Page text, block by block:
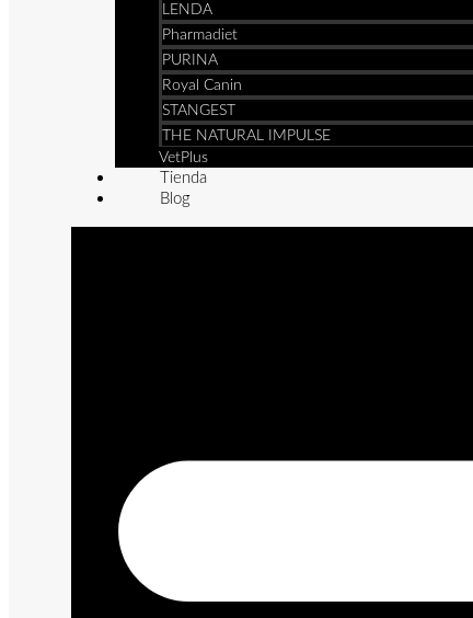
LENDA
Pharmadiet
PURINA
Royal Canin
STANGEST
THE NATURAL IMPULSE
VetPlus
Tienda
Blog